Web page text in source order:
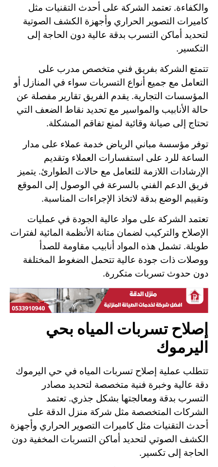
والكفاءة. تعتمد الشركة على أحدث التقنيات مثل
كاميرات التصوير الحراري وأجهزة الكشف الصوتية
لتحديد أماكن التسرب بدقة عالية دون الحاجة إلى
التكسير.
تتمتع الشركة بفريق فني متخصص مدرب على
التعامل مع جميع أنواع التسربات سواء في المنازل أو
المؤسسات التجارية. يقدم الفريق تقارير مفصلة عن
حالة الأنابيب والمواسير مع تحديد نقاط الضعف التي
تحتاج إلى صيانة وقائية لمنع تفاقم المشكلة.
توفر مؤسسة مباني الرياض خدمة عملاء على مدار
الساعة للرد على استفسارات العملاء وتقديم
الإرشادات اللازمة للتعامل مع حالات الطوارئ. يتميز
فريق الدعم الفني بالسرعة في الوصول إلى الموقع
وتقييم الوضع بدقة لاتخاذ الإجراءات المناسبة.
تعتمد الشركة على مواد عالية الجودة في عمليات
الإصلاح والتركيب لضمان متانة الأنظمة المائية لفترات
طويلة. تشمل هذه المواد أنابيب مقاومة للصدأ
ووصلات ذات جودة عالية تتحمل الضغوط المختلفة
دون حدوث تسربات متكررة.
إصلاح تسربات المياه بحي
اليرموك
تتطلب عملية إصلاح تسربات المياه في حي اليرموك
دقة عالية وخبرة فنية متخصصة لتحديد مصادر
التسرب بدقة ومعالجتها بشكل جذري. تعتمد
الشركات المتخصصة مثل شركة منزل الدقة على
أحدث التقنيات مثل كاميرات التصوير الحراري وأجهزة
الكشف الصوتي لتحديد أماكن التسربات المخفية دون
الحاجة إلى تكسير.